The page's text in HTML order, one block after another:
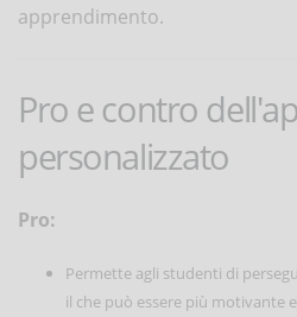
apprendimento.
Pro e contro
personalizzato
Pro:
Permette agli studenti di
il che può essere più motivante